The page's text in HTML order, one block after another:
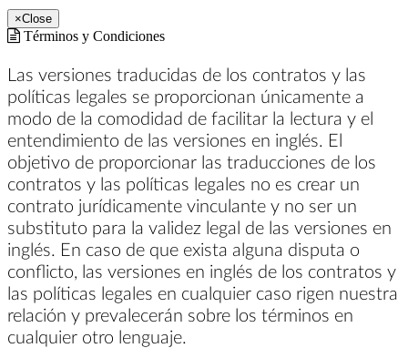
×Close
Términos y Condiciones
Las versiones traducidas de los contratos y las
políticas legales se proporcionan únicamente a
modo de la comodidad de facilitar la lectura y el
entendimiento de las versiones en inglés. El
objetivo de proporcionar las traducciones de los
contratos y las políticas legales no es crear un
contrato jurídicamente vinculante y no ser un
substituto para la validez legal de las versiones en
inglés. En caso de que exista alguna disputa o
conflicto, las versiones en inglés de los contratos y
las políticas legales en cualquier caso rigen nuestra
relación y prevalecerán sobre los términos en
cualquier otro lenguaje.